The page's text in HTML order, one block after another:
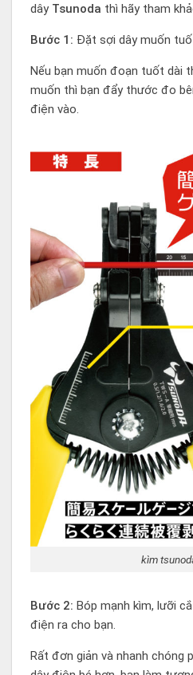
dây Tsunoda thì hãy tham
Bước 1: Đặt sợi dây muốn
Nếu bạn muốn đoạn tuốt dài
muốn thì bạn đẩy thước đo
điện vào.
kìm
Bước 2: Bóp mạnh kìm, lưỡi
điện ra cho bạn.
Rất đơn giản và nhanh chóng